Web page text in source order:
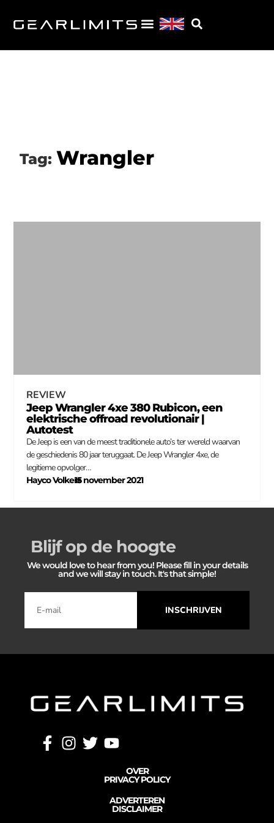
Tag: Wrangler
REVIEW
Jeep Wrangler 4xe 380 Rubicon, een
elektrische offroad revolutionair |
Autotest
De Jeep is een van de meest traditionele auto’s ter wereld waarvan
de geschiedenis 80 jaar teruggaat. De Jeep Wrangler 4xe, de
legitieme opvolger…
Hayco Volkers
–
15 november 2021
Blijf op de hoogte
We would love to hear from you! Please fill in your details
and we will stay in touch. It's that simple!
INSCHRIJVEN
OVER
PRIVACY POLICY
ADVERTEREN
DISCLAIMER